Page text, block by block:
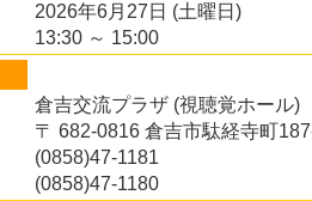
2026年6月27日 (土曜日)
13:30 ～ 15:00
倉吉交流プラザ (視聴覚ホール)
〒 682-0816 倉吉市駄経寺町
(0858)47-1181
(0858)47-1180